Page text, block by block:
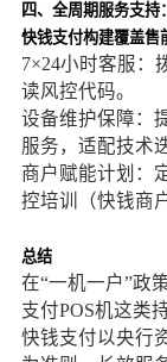
四、全周期服务支持
快钱支付构建覆盖售
7×24小时客服：
读风控代码。
设备维护保障：
服务，适配技术
商户赋能计划：
控培训（快钱商
总结
在“一机一户”政
支付POS机这类
快钱支付以央行